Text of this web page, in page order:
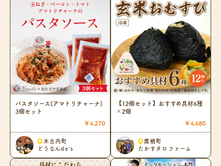
パスタソース(アマトリチャーナ)
3個セット
￥4,270
木古内町
どうなんde’s
【12個セット】おすすめ具材6種
×2個
￥4,680
鷹栖町
たかすタロファーム